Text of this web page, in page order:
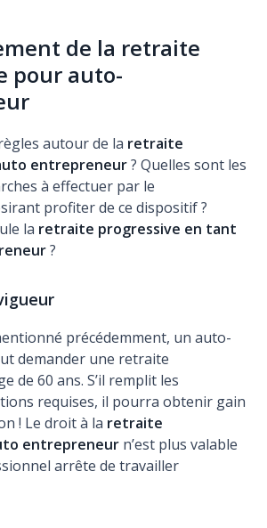
de la retraite
pour auto-
autour de la retraite
entrepreneur? Quelles sont les
à effectuer par le
profiter de ce dispositif ?
la retraite progressive en tant
?
précédemment, un auto-
demander une retraite
de 60 ans. S’il remplit les
requises, il pourra obtenir gain
! Le droit à la retraite
entrepreneur n’est plus valable
arrête de travailler